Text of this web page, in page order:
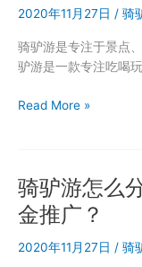
2020年11月27日 / 骑
骑驴游是专注于景点
驴游是一款专注吃喝
骑
销
怎
么
加
Read More »
骑驴游怎么
金推广？
2020年11月27日 / 骑